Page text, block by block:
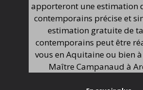
apporteront une estimation
contemporains précise et
estimation gratuite de
contemporains peut être
vous en Aquitaine ou bien à
Maître Campanaud à